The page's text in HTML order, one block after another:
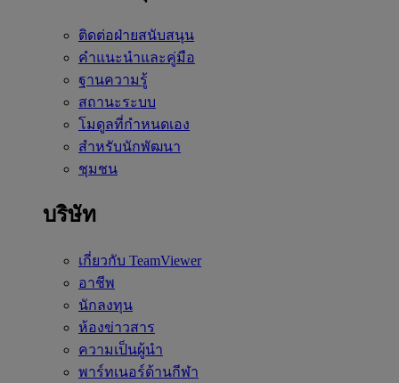
ติดต่อฝ่ายสนับสนุน
คำแนะนำและคู่มือ
ฐานความรู้
สถานะระบบ
โมดูลที่กำหนดเอง
สำหรับนักพัฒนา
ชุมชน
บริษัท
เกี่ยวกับ TeamViewer
อาชีพ
นักลงทุน
ห้องข่าวสาร
ความเป็นผู้นำ
พาร์ทเนอร์ด้านกีฬา